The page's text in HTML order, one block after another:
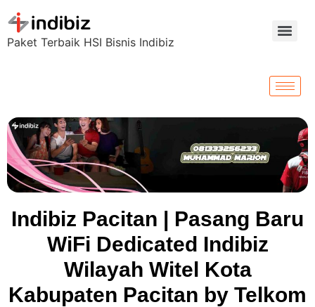
Paket Terbaik HSI Bisnis Indibiz
Indibiz Pacitan | Pasang Baru
WiFi Dedicated Indibiz
Wilayah Witel Kota
Kabupaten Pacitan by Telkom